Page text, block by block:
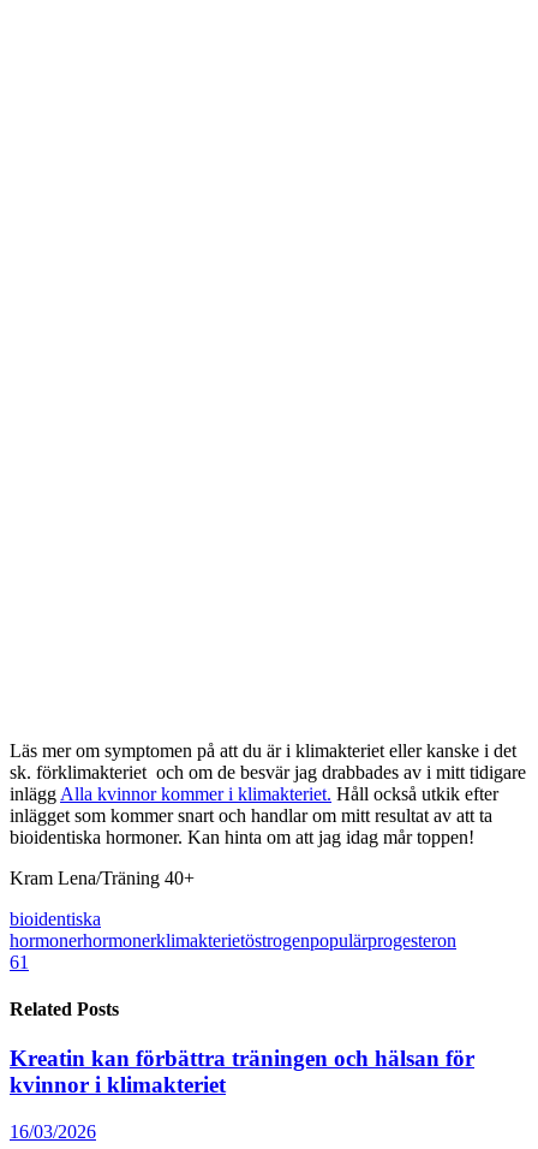
Läs mer om symptomen på att du är i klimakteriet eller kanske i det
sk. förklimakteriet och om de besvär jag drabbades av i mitt tidigare
inlägg Alla kvinnor kommer i klimakteriet. Håll också utkik efter
inlägget som kommer snart och handlar om mitt resultat av att ta
bioidentiska hormoner. Kan hinta om att jag idag mår toppen!
Kram Lena/Träning 40+
bioidentiska
hormonerhormonerklimakterietöstrogenpopulärprogesteron
61
Related Posts
Kreatin kan förbättra träningen och hälsan för
kvinnor i klimakteriet
16/03/2026